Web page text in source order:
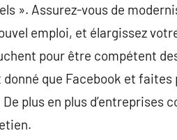
». Assurez-vous de
emploi, et élargissez
pour être compétent
que Facebook et
plus en plus